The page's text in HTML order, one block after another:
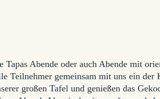
Abende oder auch Abende mit
Teilnehmer gemeinsam mit uns ein der
großen Tafel und genießen das